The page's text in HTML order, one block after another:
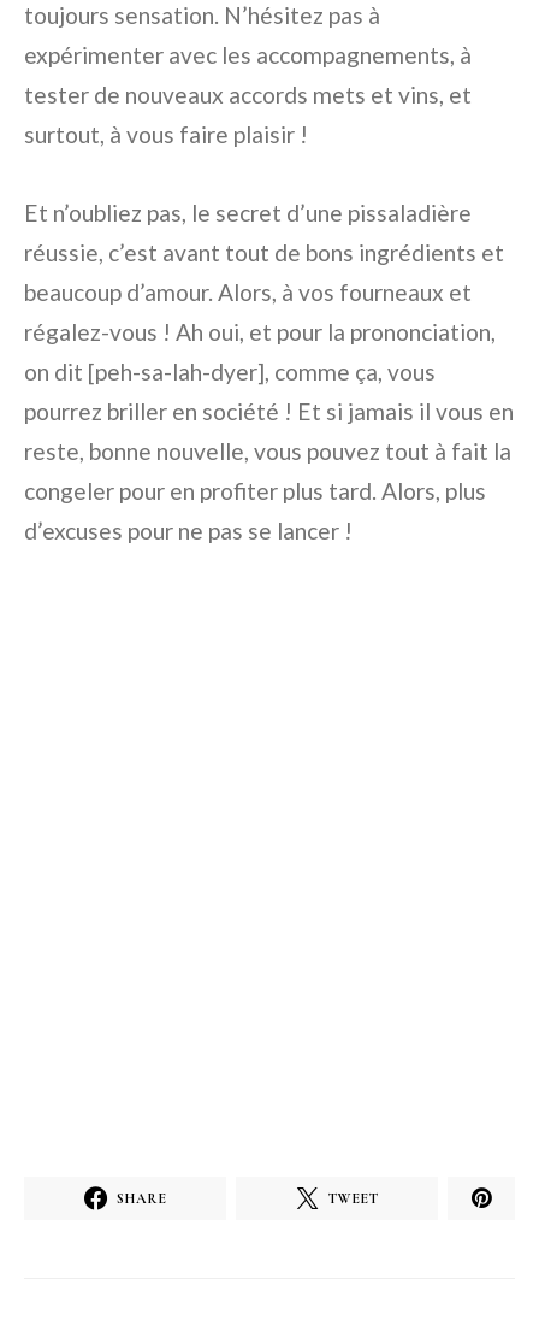
toujours sensation. N’hésitez pas à
expérimenter avec les accompagnements, à
tester de nouveaux accords mets et vins, et
surtout, à vous faire plaisir !
Et n’oubliez pas, le secret d’une pissaladière
réussie, c’est avant tout de bons ingrédients et
beaucoup d’amour. Alors, à vos fourneaux et
régalez-vous ! Ah oui, et pour la prononciation,
on dit [peh-sa-lah-dyer], comme ça, vous
pourrez briller en société ! Et si jamais il vous en
reste, bonne nouvelle, vous pouvez tout à fait la
congeler pour en profiter plus tard. Alors, plus
d’excuses pour ne pas se lancer !
SHARE TWEET